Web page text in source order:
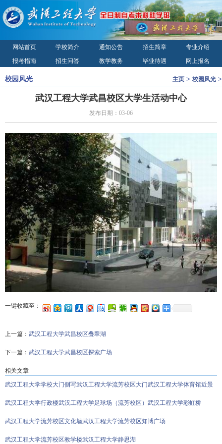
网站首页 学校简介 通知公告 招生简章
专业介绍
报考指南
招生问答 教学教务 毕业待遇
网上报名
录取查询
2022年武汉工程大学全日制本科助学班报名正在进行中，点击查看招生简
校园风光 主页 > 校园风光 >
武汉工程大学武昌校区大学生活动中心
发布日期：03-06
一键收藏至：
上一篇： 武汉工程大学武昌校区叠翠湖
下一篇： 武汉工程大学武昌校区探索广场
相关文章
武汉工程大学学校大门侧写武汉工程大学流芳校区大门武汉工程大学体育馆近景
武汉工程大学行政楼武汉工程大学足球场（流芳校区） 武汉工程大学彩虹桥
武汉工程大学流芳校区文化墙武汉工程大学流芳校区知博广场
武汉工程大学流芳校区教学楼武汉工程大学静思湖